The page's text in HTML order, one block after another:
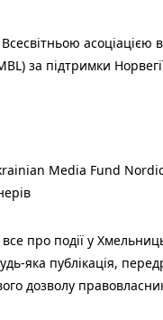
асоціацією
за підтримки
Media Fund
про події у
яка публiкацiя,
дозволу